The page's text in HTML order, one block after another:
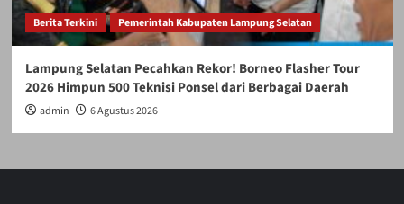
Berita Terkini Pemerintah Kabupaten Lampung Selatan
Lampung Selatan Pecahkan Rekor! Borneo Flasher Tour
2026 Himpun 500 Teknisi Ponsel dari Berbagai Daerah
admin 6 Agustus 2026